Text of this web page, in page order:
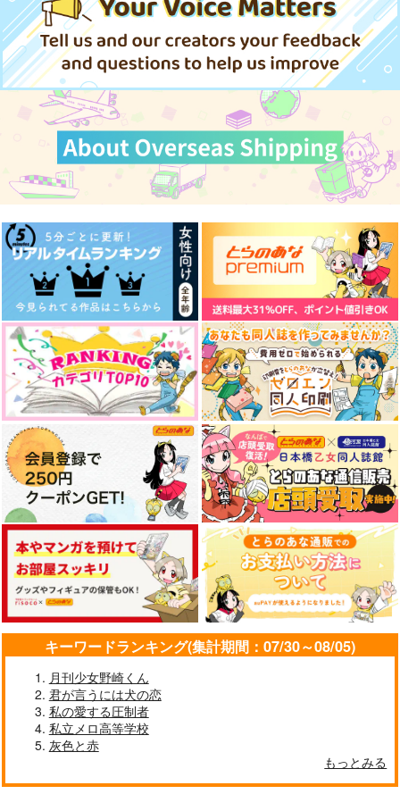
キーワードランキング(集計期間：07/30～08/05)
月刊少女野崎くん
君が言うには犬の恋
私の愛する圧制者
私立メロ高等学校
灰色と赤
もっとみる